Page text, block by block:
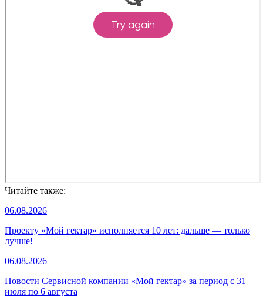
Читайте также:
06.08.2026
Проекту «Мой гектар» исполняется 10 лет: дальше — только
лучше!
06.08.2026
Новости Сервисной компании «Мой гектар» за период с 31
июля по 6 августа